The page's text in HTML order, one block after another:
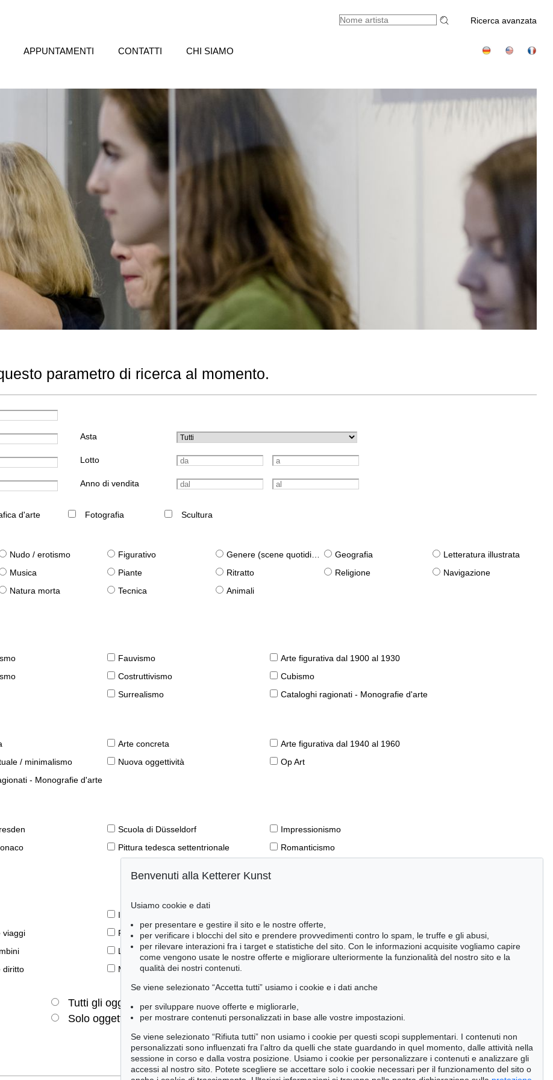
Ricerca avanzata
APPUNTAMENTI CONTATTI CHI SIAMO
parametro di ricerca al momento.
Asta
Lotto
Anno di vendita
d'arte Fotografia Scultura
Nudo / erotismo Figurativo Genere (scene quotidiane) Geografia
Letteratura illustrata
Musica Piante Ritratto Religione
Navigazione
Natura morta Tecnica Animali
Fauvismo
Arte figurativa dal 1900 al 1930
Costruttivismo
Cubismo
Surrealismo Cataloghi ragionati - Monografie d'arte
Arte concreta
Arte figurativa dal 1940 al 1960
/ minimalismo Nuova oggettività
Op Art
- Monografie d'arte
Scuola di Düsseldorf
Impressionismo
Pittura tedesca settentrionale
Romanticismo
Il libro e la modernità
viaggi Prime edizioni
Manoscritti antichi
Lifestyle
Pietre miliari delle scienze naturali
diritto Meraviglie della natura
Tutti gli oggetti
Solo offerte attuali
Solo oggetti venduti
Benvenuti alla Ketterer Kunst
Usiamo cookie e dati
per presentare e gestire il sito e le nostre offerte,
per verificare i blocchi del sito e prendere provvedimenti contro lo spam, le truffe e gli abusi,
per rilevare interazioni fra i target e statistiche del sito. Con le informazioni acquisite vogliamo capire
come vengono usate le nostre offerte e migliorare ulteriormente la funzionalità del nostro sito e la
qualità dei nostri contenuti.
Se viene selezionato “Accetta tutti” usiamo i cookie e i dati anche
per sviluppare nuove offerte e migliorarle,
per mostrare contenuti personalizzati in base alle vostre impostazioni.
Se viene selezionato “Rifiuta tutti” non usiamo i cookie per questi scopi supplementari. I contenuti non
personalizzati sono influenzati fra l’altro da quelli che state guardando in quel momento, dalle attività nella
sessione in corso e dalla vostra posizione. Usiamo i cookie per personalizzare i contenuti e analizzare gli
accessi al nostro sito. Potete scegliere se accettare solo i cookie necessari per il funzionamento del sito o